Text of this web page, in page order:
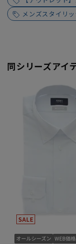
メンズスタイリ
同シリーズアイ